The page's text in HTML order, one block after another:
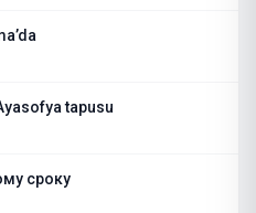
tapusu
сроку